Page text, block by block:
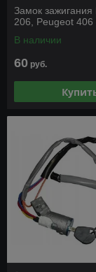
Замок зажигания
206, Peugeot 406
В наличии
60 руб.